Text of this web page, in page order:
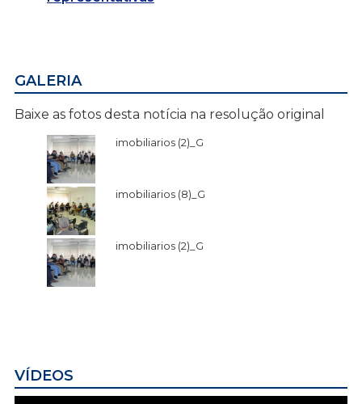
GALERIA
Baixe as fotos desta notícia na resolução original
imobiliarios (2)_G
imobiliarios (8)_G
imobiliarios (2)_G
VÍDEOS